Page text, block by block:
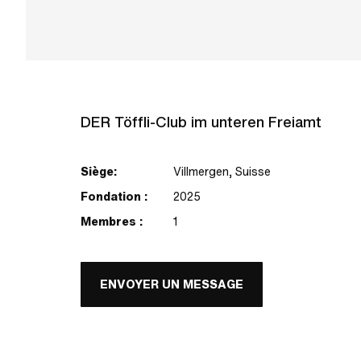
DER Töffli-Club im unteren Freiamt
Siège:
Villmergen, Suisse
Fondation :
2025
Membres :
1
ENVOYER UN MESSAGE